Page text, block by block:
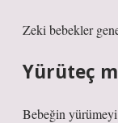
Zeki bebekler
Yürüteç
Bebeğin